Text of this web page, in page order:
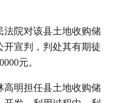
法院对该县土地收购储
宣判，判处其有期徒
元。
高明担任县土地收购储